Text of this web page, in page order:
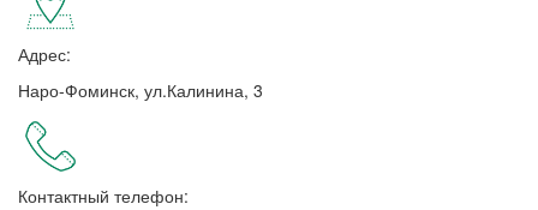
Адрес:
Наро-Фоминск, ул.Калинина, 3
Контактный телефон: